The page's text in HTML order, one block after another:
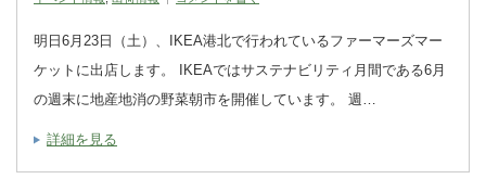
明日6月23日（土）、IKEA港北で行われているファーマーズマー
ケットに出店します。 IKEAではサステナビリティ月間である6月
の週末に地産地消の野菜朝市を開催しています。 週…
詳細を見る